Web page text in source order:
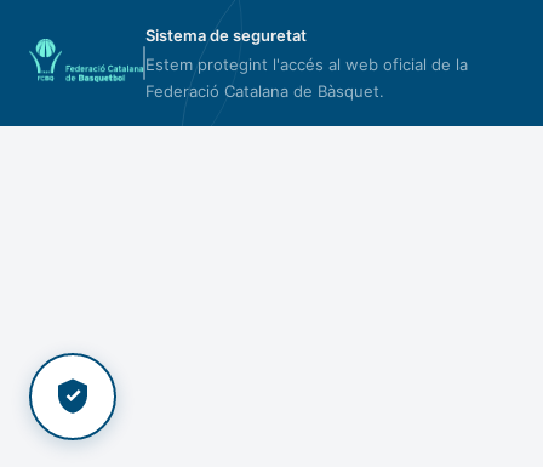
Sistema de seguretat
Estem protegint l'accés al web oficial de la
Federació Catalana de Bàsquet.